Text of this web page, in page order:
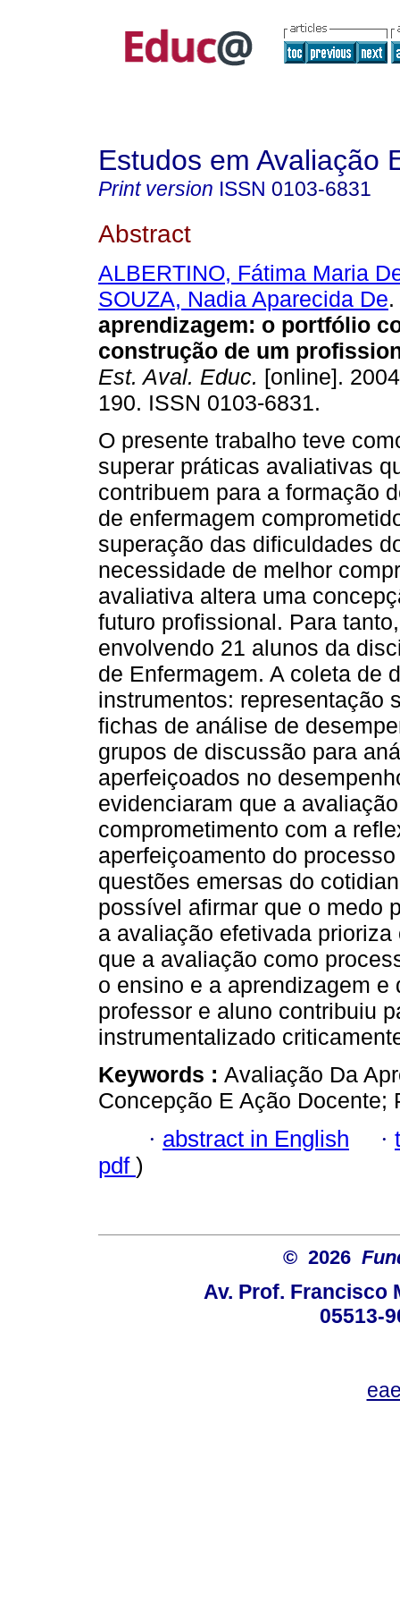
Estudos em Avaliação
Print version ISSN 0103-6831
Abstract
ALBERTINO, Fátima Maria
SOUZA, Nadia Aparecida De.
aprendizagem: o portfólio
construção de um
Est. Aval. Educ. [online].
190. ISSN 0103-6831.
O presente trabalho teve
superar práticas avaliativas
contribuem para a formação
de enfermagem
superação das dificuldades
necessidade de melhor
avaliativa altera uma
futuro profissional. Para
envolvendo 21 alunos da
de Enfermagem. A coleta de
instrumentos: representação
fichas de análise de
grupos de discussão para
aperfeiçoados no
evidenciaram que a
comprometimento com a
aperfeiçoamento do
questões emersas do
possível afirmar que o medo
a avaliação efetivada
que a avaliação como
o ensino e a aprendizagem
professor e aluno contribuiu
instrumentalizado
Keywords : Avaliação Da
Concepção E Ação Docente;
· abstract in English ·
pdf )
© 2026
Av. Prof. Francisco
05513-